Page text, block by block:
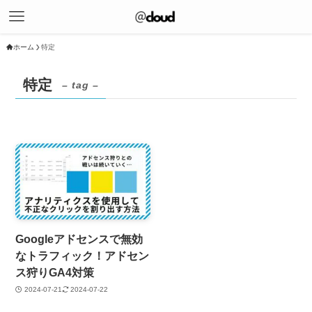
ホーム 特定
特定 – tag –
Googleアドセンスで無効
なトラフィック！アドセン
ス狩りGA4対策
2024-07-21 2024-07-22